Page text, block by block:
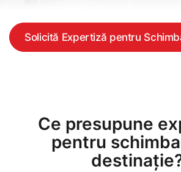
Solicită Expertiză pentru
Ce presupune
pentru